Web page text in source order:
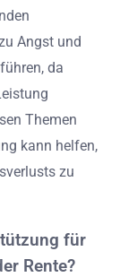
Angst und
da
Themen
kann helfen,
zu
für
Rente?